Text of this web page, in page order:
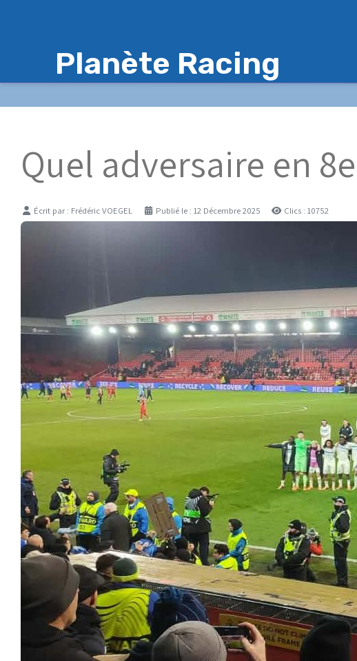
Planète Racing
Quel adversaire en
DétailsÉcrit par : Frédéric VOEGEL Publié le : 12 Décembre 2025 Clics : 10752